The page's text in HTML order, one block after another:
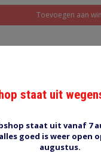
Toevoegen aan
dit product
staat uit
staat uit vanaf 7
goed is weer open
augustus.